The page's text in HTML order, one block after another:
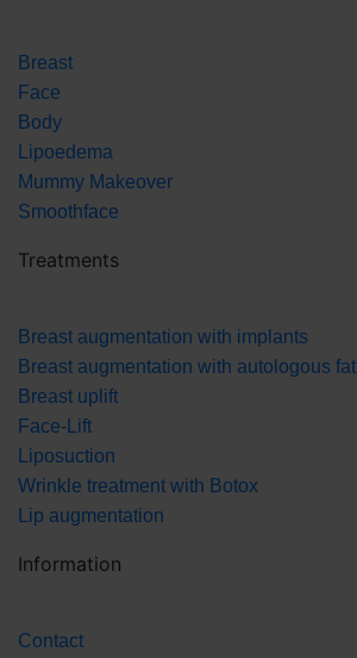
Breast
Face
Body
Lipoedema
Mummy Makeover
Smoothface
Treatments
Breast augmentation with implants
Breast augmentation with autologous fat
Breast uplift
Face-Lift
Liposuction
Wrinkle treatment with Botox
Lip augmentation
Information
Contact